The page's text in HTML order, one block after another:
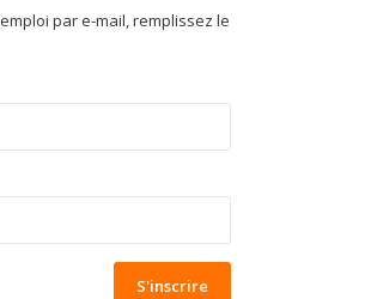
par e-mail, remplissez le
S'inscrire